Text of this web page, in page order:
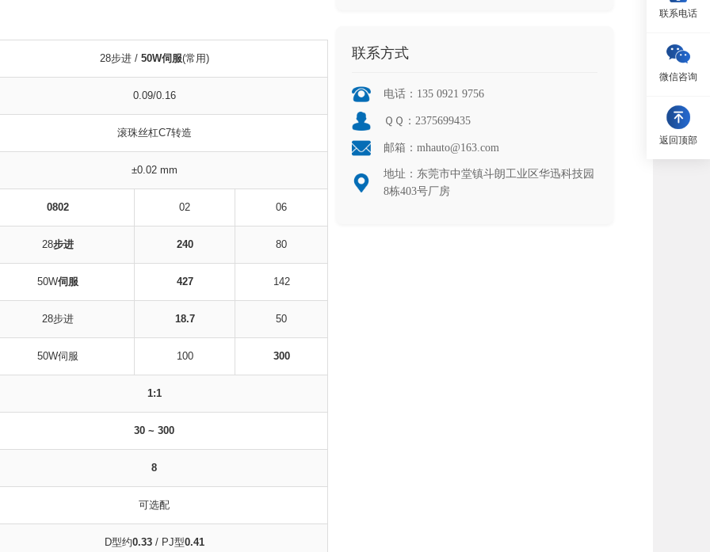
28步进 / 50W伺服(常用)
0.09/0.16
滚珠丝杠C7转造
±0.02 mm
0802 02 06
28步进 240 80
50W伺服 427 142
28步进 18.7 50
50W伺服 100 300
1:1
30 ~ 300
8
可选配
D型约0.33/ PJ型0.41
联系方式
电话：135 0921 9756
ＱＱ：2375699435
邮箱：mhauto@163.com
地址：东莞市中堂镇斗朗工业区华迅科技园
8栋403号厂房
联系电话
微信咨询
返回顶部